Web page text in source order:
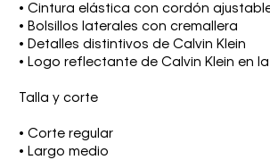
• Cintura elástica con cordón
• Bolsillos laterales con cremallera
• Detalles distintivos de Calvin Klein
• Logo reflectante de Calvin Klein en
Talla y corte
• Corte regular
• Largo medio